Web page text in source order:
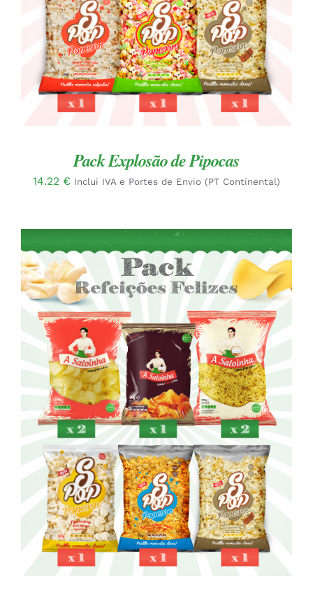
Pack Explosão de Pipocas
14.22 € Inclui IVA e Portes de Envio (PT Continental)
ADICIONAR
/
DETALHES